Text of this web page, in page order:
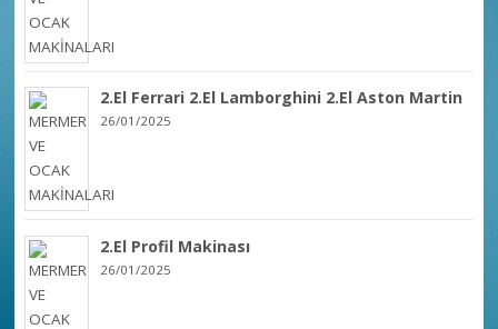
2.El Ferrari 2.El Lamborghini 2.El Aston Martin
26/01/2025
2.El Profil Makinası
26/01/2025